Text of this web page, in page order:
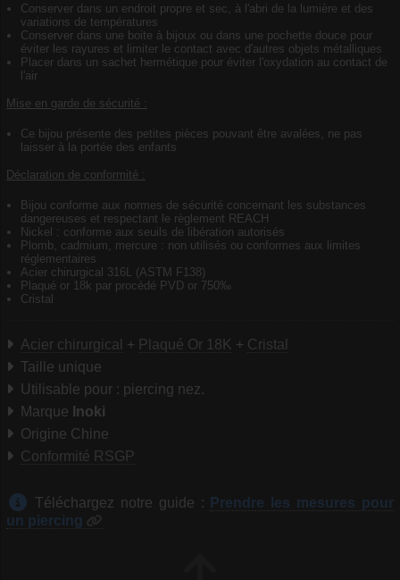
Conserver dans un endroit propre et sec, à l'abri de la lumière et des
variations de températures
Conserver dans une boite à bijoux ou dans une pochette douce pour
éviter les rayures et limiter le contact avec d'autres objets métalliques
Placer dans un sachet hermétique pour éviter l'oxydation au contact de
l'air
Mise en garde de sécurité :
Ce bijou présente des petites pièces pouvant être avalées, ne pas
laisser à la portée des enfants
Déclaration de conformité :
Bijou conforme aux normes de sécurité concernant les substances
dangereuses et respectant le règlement REACH
Nickel : conforme aux seuils de libération autorisés
Plomb, cadmium, mercure : non utilisés ou conformes aux limites
réglementaires
Acier chirurgical 316L (ASTM F138)
Plaqué or 18k par procédé PVD or 750‰
Cristal
Acier chirurgical + Plaqué Or 18K + Cristal
Taille unique
Utilisable pour : piercing nez.
Marque Inoki
Origine Chine
Conformité RSGP
Téléchargez notre guide :
Prendre les mesures pour
un piercing